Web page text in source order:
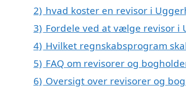
2) hvad koster en revisor i
3) Fordele ved at vælge revisor i
4) Hvilket regnskabsprogram
5) FAQ om revisorer og
6) Oversigt over revisorer og